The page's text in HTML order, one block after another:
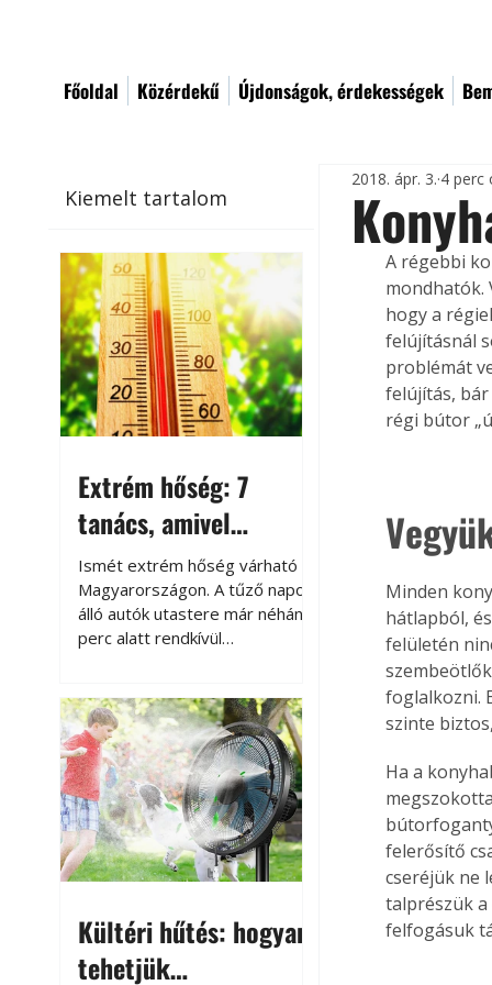
Főoldal Közérdekű Újdonságok, érdekességek
Kiemelt tartalom
Extrém hőség: 7
tanács, amivel
megóvhatjuk
autónkat a nyári
károktól
Ismét extrém hőség várható
Magyarországon. A tűző napon
álló autók utastere már néhány
perc alatt rendkívül
megközelítheti. Ez nemcsak a
beszállást teszi kellemetlenné,
hanem az autó állapotára és a
benne hagyott tárgyakra is
káros hatással lehet. Néhány
egyszerű óvintézkedéssel
azonban jelentősen
csökkenthetjük a hőség káros
Kültéri hűtés: hogyan
tehetjük
2018. ápr. 3. 4 perc
A régebbi
mondhatók.
hogy a
felújításnál
problémát
felújítás, bár
régi bútor
Minden
hátlapból,
felületén
foglalkozni.
szinte
Ha a
felerősítő
cseréjük ne
talprészük a
felfogásuk